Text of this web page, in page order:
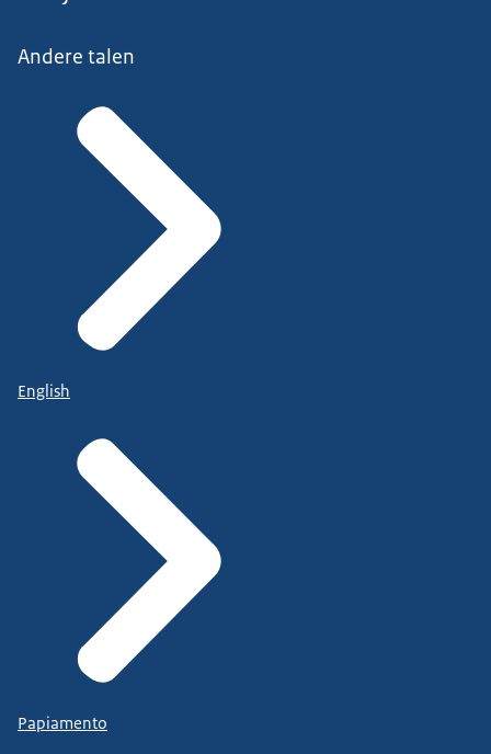
Andere talen
English
Papiamento